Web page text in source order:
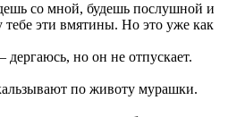
со мной, будешь послушной и
эти вмятины. Но это уже как
дергаюсь, но он не отпускает.
по животу мурашки.